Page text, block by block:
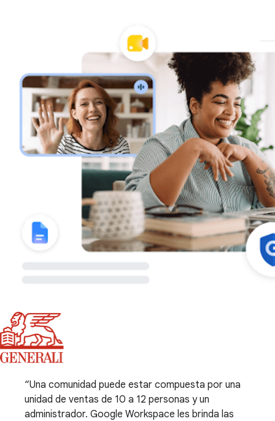
Una comunidad puede estar compuesta por una
unidad de ventas de 10 a 12 personas y un
administrador. Google Workspace les brinda las